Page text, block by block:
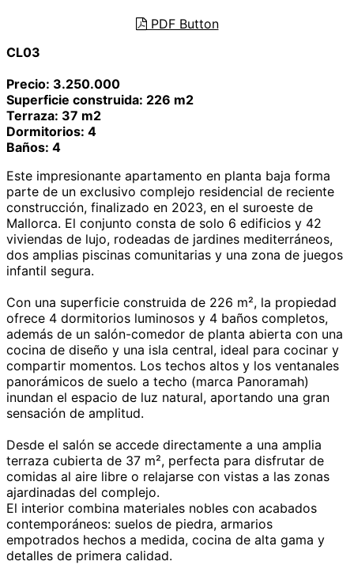
PDF Button
CL03
Precio: 3.250.000
Superficie construida: 226 m2
Terraza: 37 m2
Dormitorios: 4
Baños: 4
Este impresionante apartamento en planta baja forma
parte de un exclusivo complejo residencial de reciente
construcción, finalizado en 2023, en el suroeste de
Mallorca. El conjunto consta de solo 6 edificios y 42
viviendas de lujo, rodeadas de jardines mediterráneos,
dos amplias piscinas comunitarias y una zona de juegos
infantil segura.
Con una superficie construida de 226 m², la propiedad
ofrece 4 dormitorios luminosos y 4 baños completos,
además de un salón-comedor de planta abierta con una
cocina de diseño y una isla central, ideal para cocinar y
compartir momentos. Los techos altos y los ventanales
panorámicos de suelo a techo (marca Panoramah)
inundan el espacio de luz natural, aportando una gran
sensación de amplitud.
Desde el salón se accede directamente a una amplia
terraza cubierta de 37 m², perfecta para disfrutar de
comidas al aire libre o relajarse con vistas a las zonas
ajardinadas del complejo.
El interior combina materiales nobles con acabados
contemporáneos: suelos de piedra, armarios
empotrados hechos a medida, cocina de alta gama y
detalles de primera calidad.